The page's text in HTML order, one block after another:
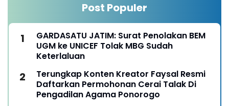
Post Populer
GARDASATU JATIM: Surat Penolakan BEM
UGM ke UNICEF Tolak MBG Sudah
Keterlaluan
Terungkap Konten Kreator Faysal Resmi
Daftarkan Permohonan Cerai Talak Di
Pengadilan Agama Ponorogo